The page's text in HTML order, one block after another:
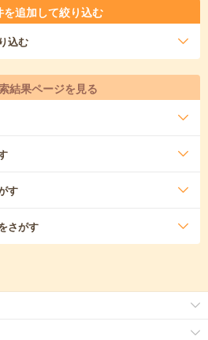
を追加して絞り込む
込む
結果ページを見る
す
さがす